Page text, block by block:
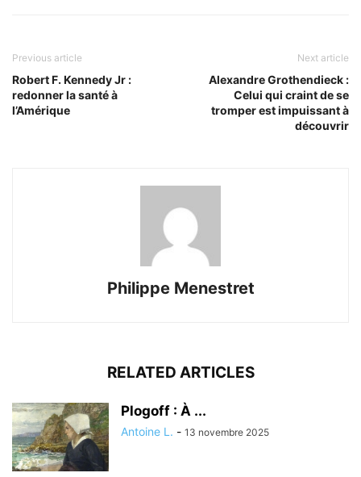
Previous article
Robert F. Kennedy Jr :
redonner la santé à
l’Amérique
Next article
Alexandre Grothendieck :
Celui qui craint de se
tromper est impuissant à
découvrir
Philippe Menestret
RELATED ARTICLES
Plogoff : À ...
Antoine L. - 13 novembre 2025